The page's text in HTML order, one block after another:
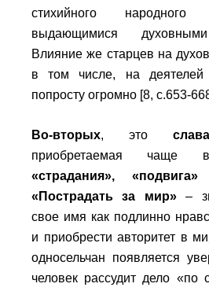
стихийного
выдающимися
Влияние же старцев на
в том числе, на деятелей
попросту огромно [8, с.653-
Во-вторых, это
приобретаемая чаще
«страдания», «подвига»
«Пострадать за мир»–
свое имя как подлинно
и приобрести авторитет в
односельчан появляется
человек рассудит дело «по